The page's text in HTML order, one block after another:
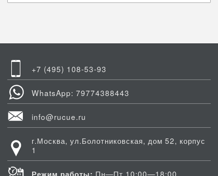
+7 (495) 108-53-93
WhatsApp: 79774388443
info@rucue.ru
г.Москва, ул.Болотниковская, дом 52, корпус
1
Режим работы: Пн—Пт 10:00—18:00